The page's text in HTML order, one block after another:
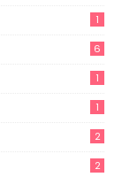
1
6
1
1
2
2